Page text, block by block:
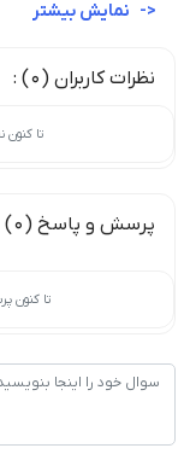
نظرات کاربران (0) :
تا
پرسش و پاسخ (0) :
تا کنون